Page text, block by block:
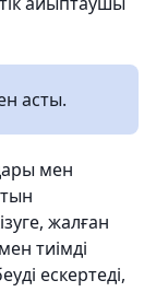
асты.
мен
жалған
тиімді
ескертеді,